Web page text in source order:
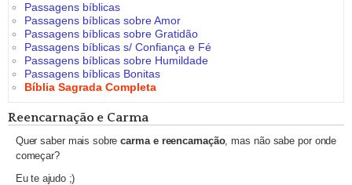
Passagens bíblicas
Passagens bíblicas sobre Amor
Passagens bíblicas sobre Gratidão
Passagens bíblicas s/ Confiança e Fé
Passagens bíblicas sobre Humildade
Passagens bíblicas Bonitas
Bíblia Sagrada Completa
Reencarnação e Carma
Quer saber mais sobrecarma e reencarnação, mas não sabe por onde
começar?
Eu te ajudo ;)